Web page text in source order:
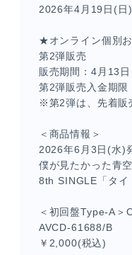
2026年4月19日(日)
★オンライン個別
第2弾販売
販売期間：4月13
第2弾販売入金期
※第2弾は、先着販
＜商品情報＞
2026年6月3日(水)
僕が見たかった青空
8th SINGLE「タイ
＜初回盤Type-A＞
AVCD-61688/B
￥2,000(税込)